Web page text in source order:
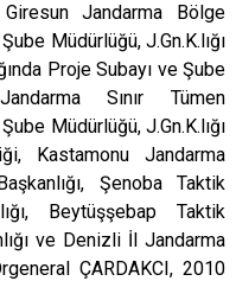
Jandarma Bölge
Müdürlüğü, J.Gn.K.lığı
Proje Subayı ve Şube
Sınır Tümen
Müdürlüğü, J.Gn.K.lığı
Kastamonu Jandarma
Şenoba Taktik
Beytüşşebap Taktik
ve Denizli İl Jandarma
ÇARDAKCI, 2010